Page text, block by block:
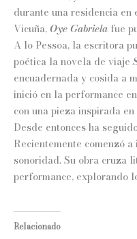
durante una residencia
Vicuña, Oye Gabriela fue
A lo Pessoa, la escritora
poética la novela de viaje
encuadernada y cosida a
inició en la performance
con una pieza inspirada
Desde entonces ha
Recientemente comenzó
sonoridad. Su obra cruza
performance, explorando
Relacionado